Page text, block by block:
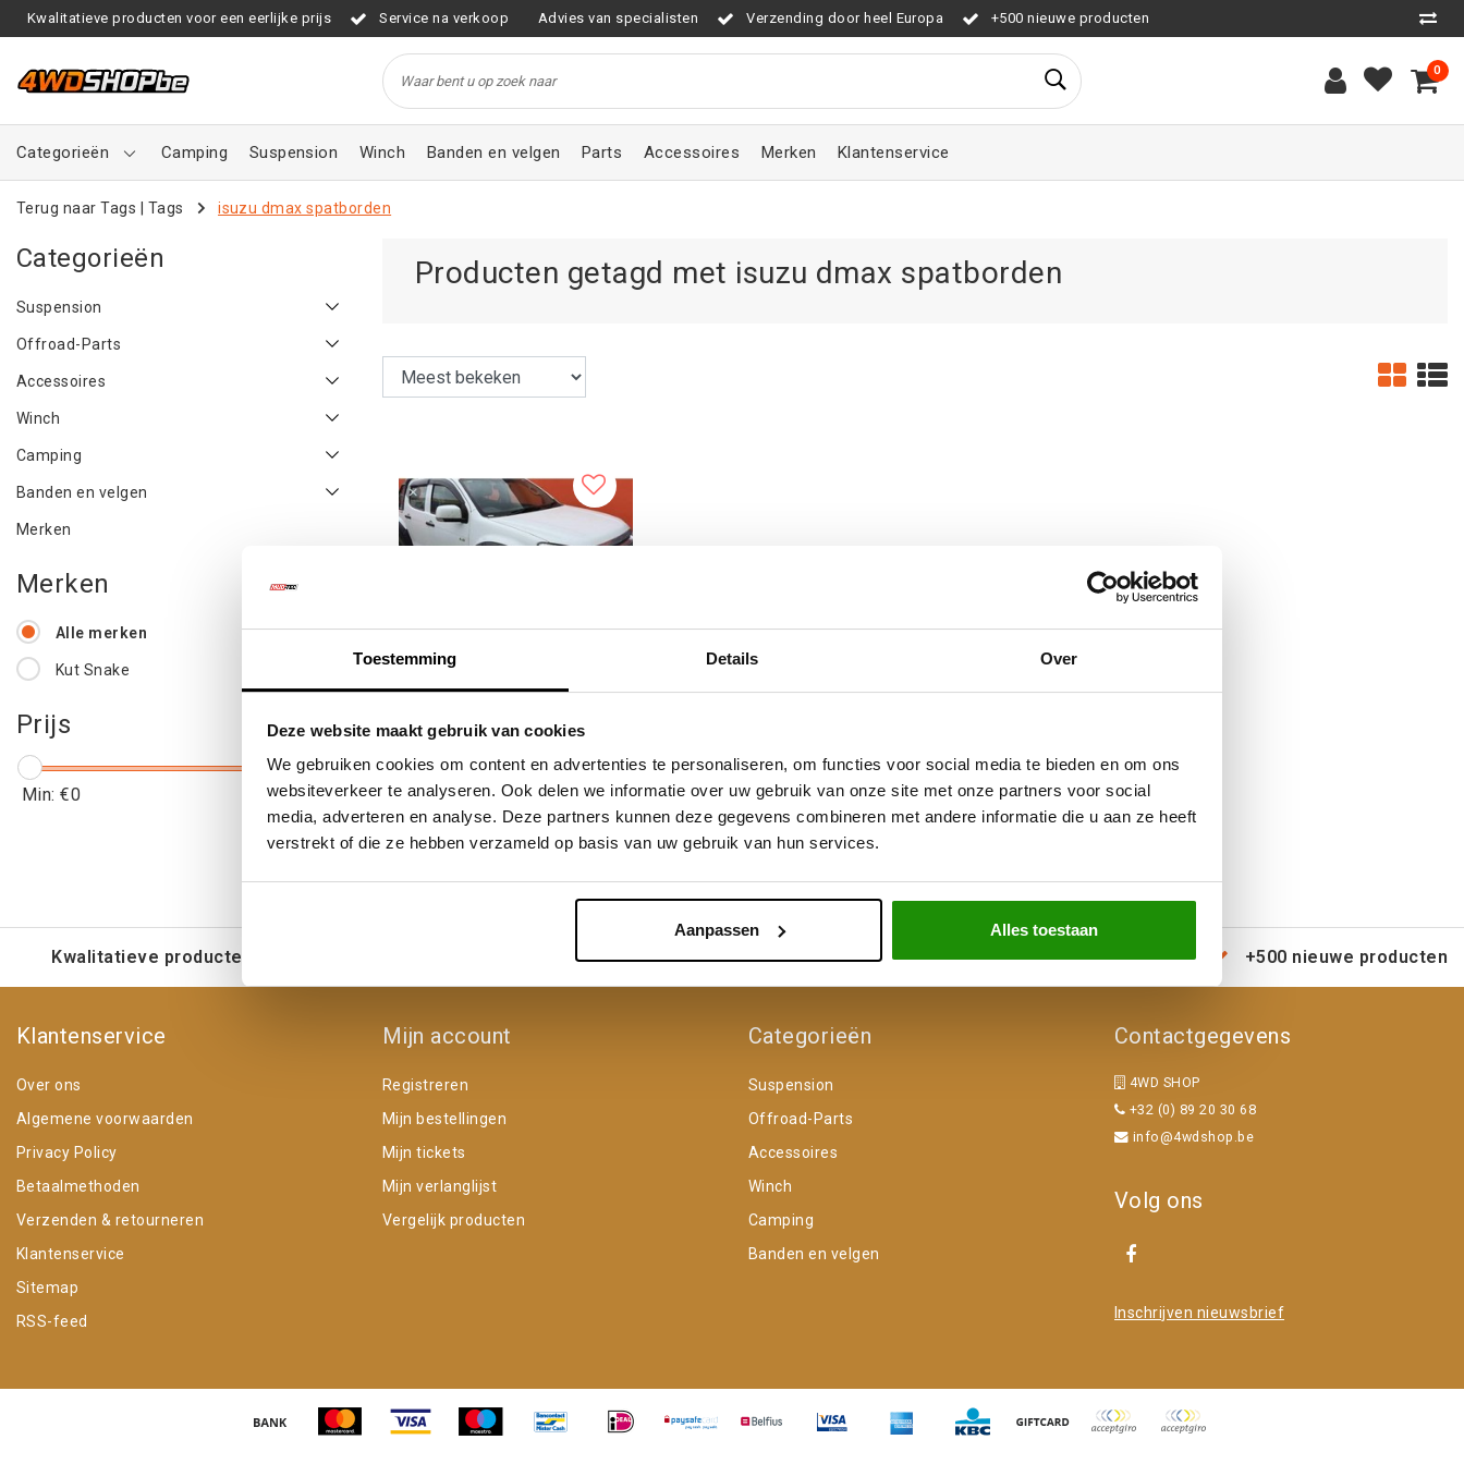
Toestemming Details Over
Deze website maakt gebruik van cookies
We gebruiken cookies om content en advertenties te personaliseren, om functies voor social media te bieden en om ons
websiteverkeer te analyseren. Ook delen we informatie over uw gebruik van onze site met onze partners voor social
media, adverteren en analyse. Deze partners kunnen deze gegevens combineren met andere informatie die u aan ze heeft
verstrekt of die ze hebben verzameld op basis van uw gebruik van hun services.
Aanpassen Alles toestaan
Kwalitatieve producten voor een eerlijke prijs Service na verkoop Advies van specialisten Verzending door heel Europa +500 nieuwe producten
0
Categorieën Camping Suspension Winch Banden en velgen Parts Accessoires Merken Klantenservice
Terug naar Tags Tags isuzu dmax spatborden
Categorieën
Suspension
Offroad-Parts
Accessoires
Winch
Camping
Banden en velgen
Merken
Merken
Alle merken
Kut Snake
Prijs
Min: €0 Max: €550
Producten getagd met isuzu dmax spatborden
max - 80MM
€453,72 Excl. btw
€549,00 Incl. btw
Kwalitatieve producten voor een eerlijke prijs Service na verkoop Advies van specialisten Verzending door heel Europa +500 nieuwe producten
Klantenservice
Over ons
Algemene voorwaarden
Privacy Policy
Betaalmethoden
Verzenden & retourneren
Klantenservice
Sitemap
RSS-feed
Mijn account
Registreren
Mijn bestellingen
Mijn tickets
Mijn verlanglijst
Vergelijk producten
Categorieën
Suspension
Offroad-Parts
Accessoires
Winch
Camping
Banden en velgen
Contactgegevens
4WD SHOP
+32 (0) 89 20 30 68
info@4wdshop.be
Volg ons
Inschrijven nieuwsbrief